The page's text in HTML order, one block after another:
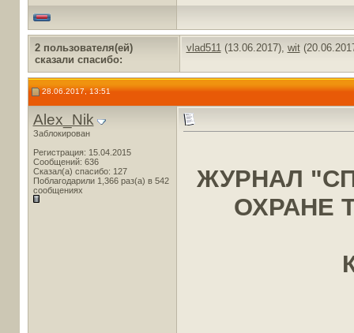
2 пользователя(ей)
сказали cпасибо:
vlad511(13.06.2017), wit
28.06.2017, 13:51
Alex_Nik
Заблокирован
Регистрация: 15.04.2015
Сообщений: 636
Сказал(а) спасибо: 127
Поблагодарили 1,366 раз(а) в 542
сообщениях
ЖУРНАЛ
ОХРАНЕ